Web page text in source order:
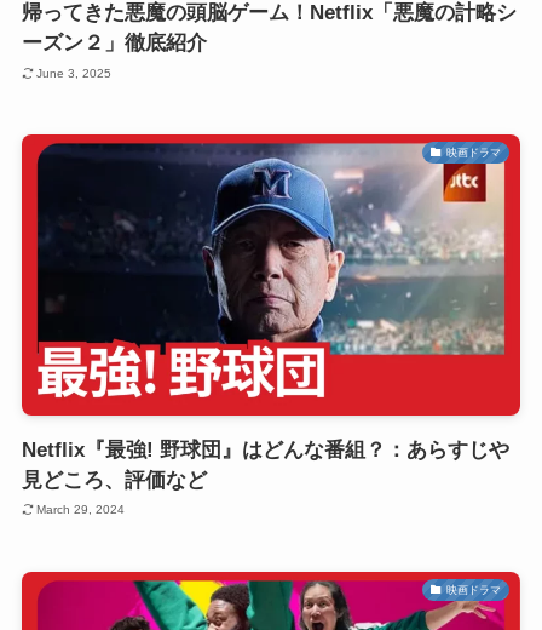
帰ってきた悪魔の頭脳ゲーム！Netflix「悪魔の計略シ
ーズン２」徹底紹介
June 3, 2025
映画ドラマ
Netflix『最強! 野球団』はどんな番組？：あらすじや
見どころ、評価など
March 29, 2024
映画ドラマ